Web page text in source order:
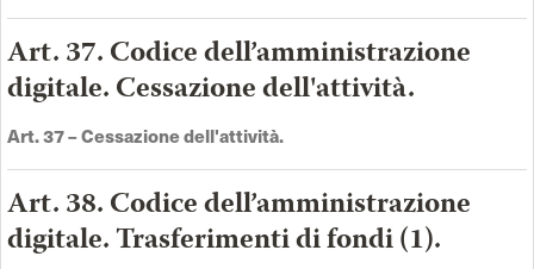
Art. 37. Codice dell’amministrazione
digitale. Cessazione dell'attività.
Art. 37 –Cessazione dell'attività.
Art. 38. Codice dell’amministrazione
digitale. Trasferimenti di fondi (1).